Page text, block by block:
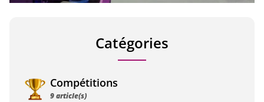
Catégories
Compétitions
9 article(s)